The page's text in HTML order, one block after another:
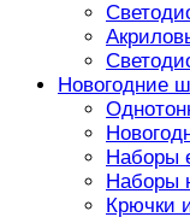
Новогодние
Наборы
Наборы
Крючки